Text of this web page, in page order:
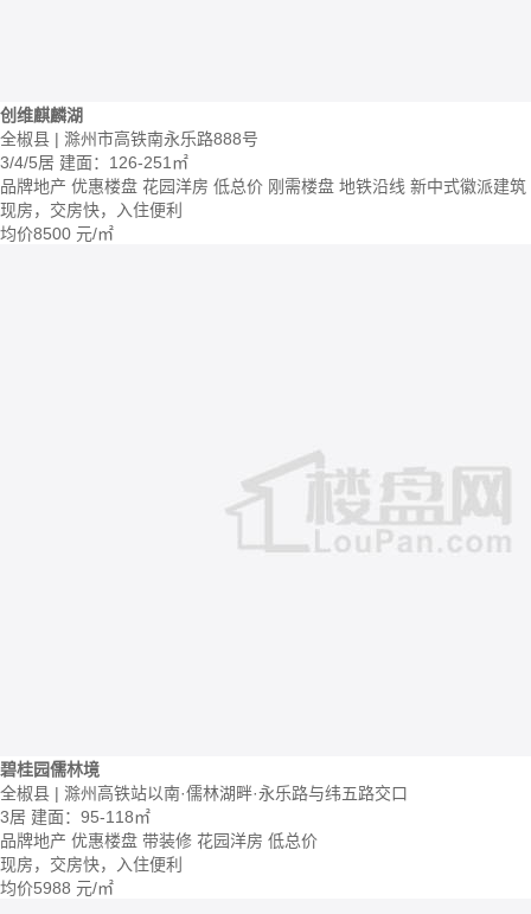
创维麒麟湖
全椒县 | 滁州市高铁南永乐路888号
3/4/5居 建面：126-251㎡
品牌地产 优惠楼盘 花园洋房 低总价 刚需楼盘 地铁沿线 新中式徽派建筑
现房，交房快，入住便利
均价8500 元/㎡
碧桂园儒林境
全椒县 | 滁州高铁站以南·儒林湖畔·永乐路与纬五路交口
3居 建面：95-118㎡
品牌地产 优惠楼盘 带装修 花园洋房 低总价
现房，交房快，入住便利
均价5988 元/㎡